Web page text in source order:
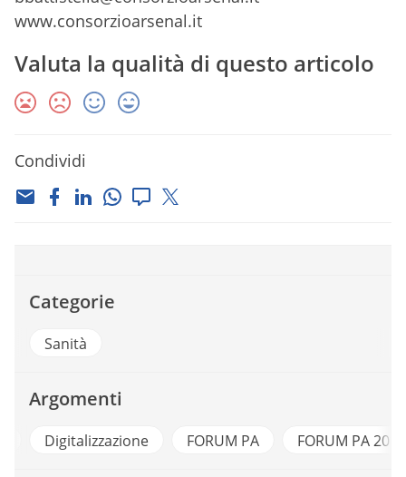
www.consorzioarsenal.it
Valuta la qualità di questo articolo
Condividi
Categorie
Sanità
Argomenti
Digitalizzazione FORUM PA FORUM PA 2012